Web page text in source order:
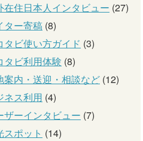
在住日本人インタビュー (27)
ター寄稿 (8)
タビ使い方ガイド (3)
タビ利用体験 (8)
案内・送迎・相談など (12)
ネス利用 (4)
ザーインタビュー (7)
スポット (14)